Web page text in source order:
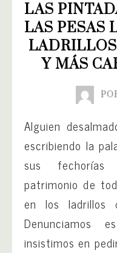
LAS
LAS PESAS
Y MÁS
Alguien
escribiendo la
sus
patrimonio de
en los ladrillos
Denunciamos
insistimos en